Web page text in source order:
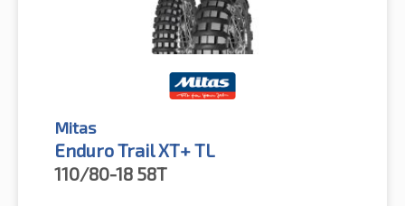
Mitas
Enduro Trail XT+ TL
110/80-18 58T